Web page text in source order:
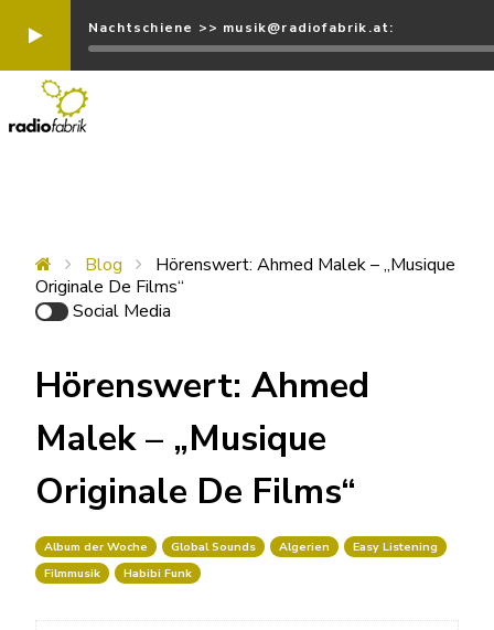
Nachtschiene >> musik@radiofabrik.at:
Blog
Hörenswert: Ahmed Malek – „Musique
Originale De Films“
Social Media
Hörenswert: Ahmed
Malek – „Musique
Originale De Films“
Album der Woche Global Sounds Algerien
Easy Listening
Filmmusik
Habibi Funk